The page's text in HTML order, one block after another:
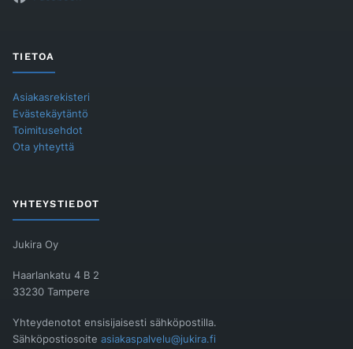
TIETOA
Asiakasrekisteri
Evästekäytäntö
Toimitusehdot
Ota yhteyttä
YHTEYSTIEDOT
Jukira Oy
Haarlankatu 4 B 2
33230 Tampere
Yhteydenotot ensisijaisesti sähköpostilla.
Sähköpostiosoite asiakaspalvelu@jukira.fi